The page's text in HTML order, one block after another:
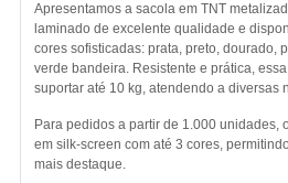
Apresentamos a sacola em TNT
laminado de excelente qualidade e
cores sofisticadas: prata, preto, dourado,
verde bandeira. Resistente e prática,
suportar até 10 kg, atendendo a diversas
Para pedidos a partir de 1.000 unidades,
em silk-screen com até 3 cores,
mais destaque.